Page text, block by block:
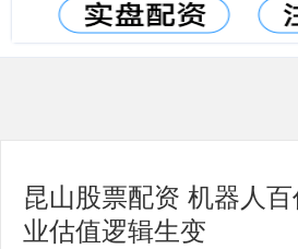
昆山股票配资 机器人
业估值逻辑生变